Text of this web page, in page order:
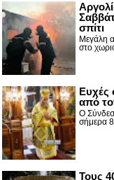
σπίτι
Μεγάλη
στο
Ευχές
από
Ο
σήμερα
Τους